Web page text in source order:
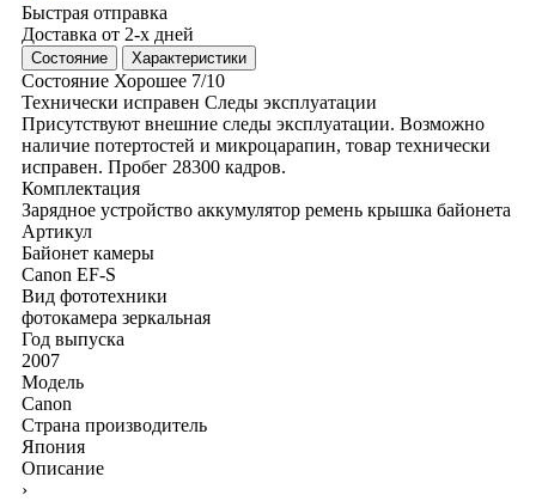
Быстрая отправка
Доставка от 2-х дней
Состояние Характеристики
Состояние Хорошее 7/10
Технически исправен Следы эксплуатации
Присутствуют внешние следы эксплуатации. Возможно
наличие потертостей и микроцарапин, товар технически
исправен. Пробег 28300 кадров.
Комплектация
Зарядное устройство аккумулятор ремень крышка байонета
Артикул
Байонет камеры
Canon EF-S
Вид фототехники
фотокамера зеркальная
Год выпуска
2007
Модель
Canon
Страна производитель
Япония
Описание
›